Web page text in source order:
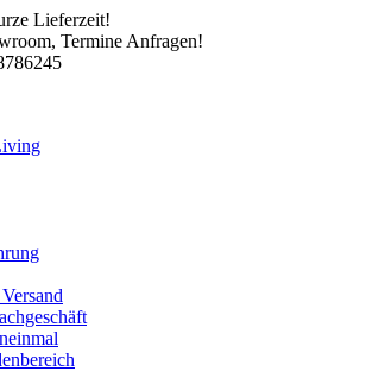
Lieferzeit!
Termine Anfragen!